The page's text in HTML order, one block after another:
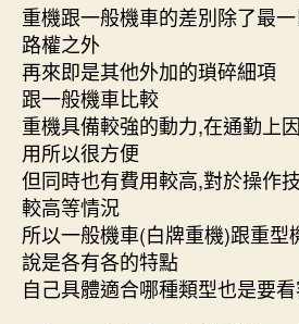
重機跟一般機車的差別除了最
路權之外
再來即是其他外加的瑣碎細項
跟一般機車比較
重機具備較強的動力,在通勤上
用所以很方便
但同時也有費用較高,對於操作
較高等情況
所以一般機車(白牌重機)跟重型
說是各有各的特點
自己具體適合哪種類型也是要